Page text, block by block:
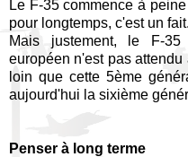
Le F-35 commence à
pour longtemps, c'est un
Mais justement, le F-
européen n'est pas
loin que cette 5ème
aujourd'hui la sixième
Penser à long terme